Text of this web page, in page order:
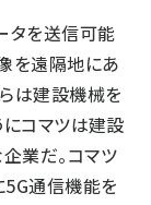
タを送信可能
を遠隔地にあ
は建設機械を
コマツは建設
業だ。コマツ
5G通信機能を